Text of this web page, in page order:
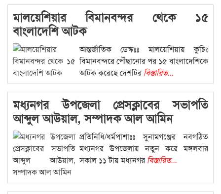
মালয়েশিয়ার বিমানবন্দর থেকে ১৫
বাংলাদেশি আটক
আন্তর্জাতিক ডেস্কঃঃ মালয়েশিয়ায় কুচিং
বিমানবন্দরে পৌঁছানোর পর ১৫ বাংলাদেশিকে
আটক করেছে দেশটির বিস্তারিত...
মধ্যনগর উপজেলা প্রেসক্লাবের সভাপতি
আব্দুল আউয়াল, সম্পাদক আল আমিন
প্রতিনিধি/ধর্মপাশাঃঃ সুনামগঞ্জের নবগঠিত
মধ্যনগর উপজেলায় নতুন করে মঙ্গলবার
সকাল ১১ টায় মধ্যনগর বিস্তারিত...